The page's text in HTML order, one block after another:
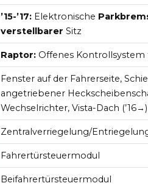
’15-’17: Elektronische
verstellbarer Sitz
Raptor: Offenes Kontrollsystem
Fenster auf der Fahrerseite,
angetriebener
Wechselrichter, Vista-Dach (’16→)
Zentralverriegelung/
Fahrertürsteuermodul
Beifahrertürsteuermodul